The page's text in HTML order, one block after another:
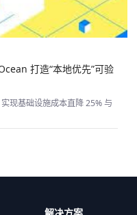
打造“本地优先”可验
现基础设施成本直降 25% 与